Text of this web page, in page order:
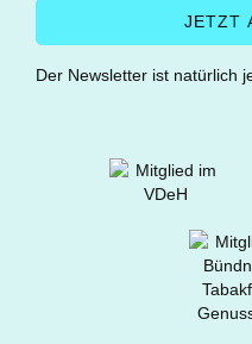
Der Newsletter ist natürlich